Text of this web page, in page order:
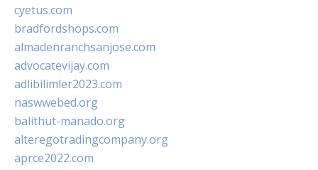
cyetus.com
bradfordshops.com
almadenranchsanjose.com
advocatevijay.com
adlibilimler2023.com
naswwebed.org
balithut-manado.org
alteregotradingcompany.org
aprce2022.com